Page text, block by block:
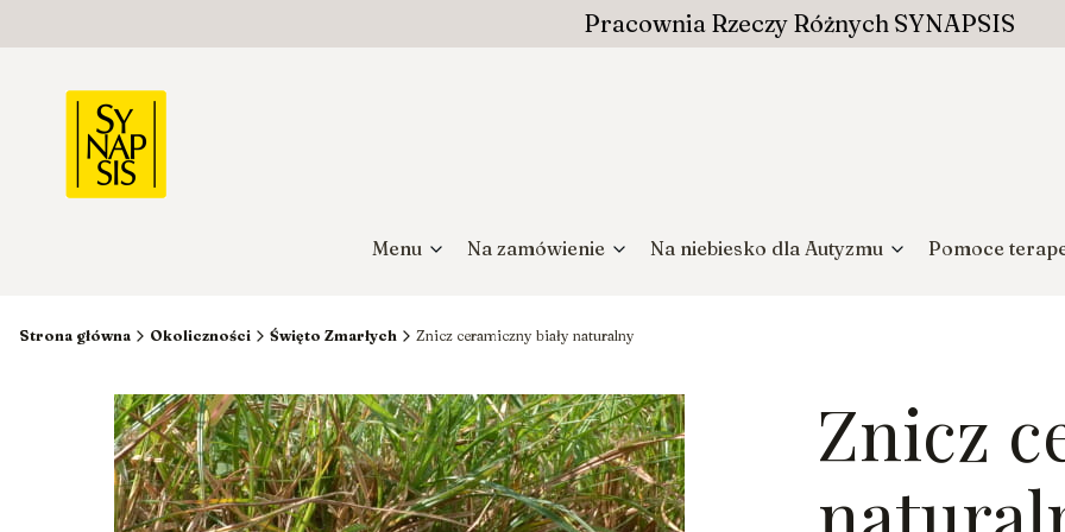
Pracownia Rzeczy Różnych SYNAPSIS
Menu Na zamówienie Na niebiesko dla Autyzmu Pomoce
Strona główna Okoliczności Święto Zmarłych Znicz ceramiczny biały naturalny
Znicz